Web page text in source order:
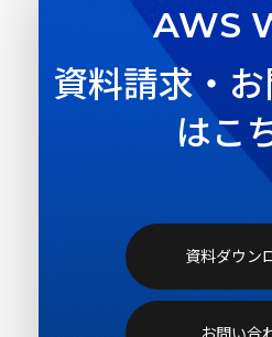
AWS
資料請求・
はこ
資料ダウン